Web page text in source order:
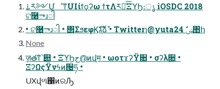
࠶ར༻ՄೳͳUIίϯϙʔω ϯτΛར༻ͨ͠ΞϓϦ։ൃ iOSDC 2018
ଟ࿨ాɹါ
• ଟ࿨ాɹါ • ΢ΣϧεφϏגࣜձࣾ • Twitterɿ@yuta24 ࣗݾ঺հ
None
ٕज़తͳ՝୊ • ΞϓϦج൫ͷվम • ωοτϫʔΫ૚ • σʔλ૚ •
ΞʔΩςΫνϟͷ੔ཧ •
UXվળ΁ͷରԠ